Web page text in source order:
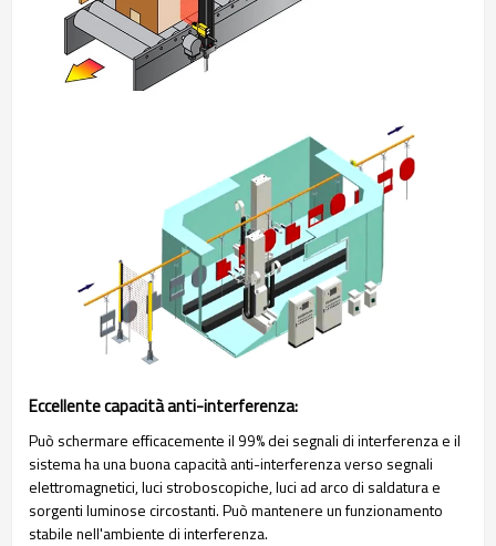
Eccellente capacità anti-interferenza:
Può schermare efficacemente il 99% dei segnali di interferenza e il
sistema ha una buona capacità anti-interferenza verso segnali
elettromagnetici, luci stroboscopiche, luci ad arco di saldatura e
sorgenti luminose circostanti. Può mantenere un funzionamento
stabile nell'ambiente di interferenza.